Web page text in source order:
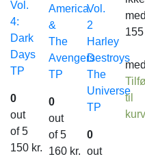
Vol.
4:
Dark
Days
TP
0
out
of 5
150 kr.
America
&
The
Avengers
TP
0
out
of 5
160 kr.
Vol.
2
Harley
Destroys
The
Universe
TP
0
out
155
til
kurv